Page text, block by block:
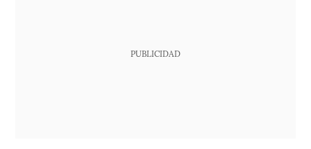
PUBLICIDAD